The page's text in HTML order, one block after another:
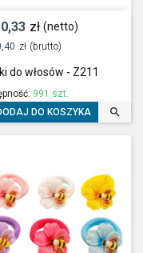
0,33 zł (netto)
zł (brutto)
do włosów - Z211
991 szt.
DO KOSZYKA 